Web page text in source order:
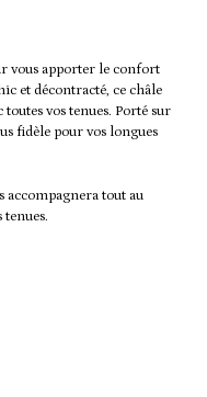
vous apporter le confort
et décontracté, ce châle
vos tenues. Porté sur
fidèle pour vos longues
accompagnera tout au
tenues.